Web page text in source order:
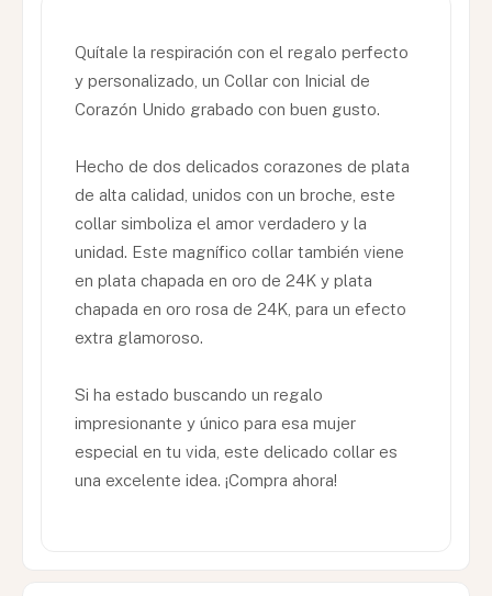
Quítale la respiración con el regalo perfecto
y personalizado, un Collar con Inicial de
Corazón Unido grabado con buen gusto.
Hecho de dos delicados corazones de plata
de alta calidad, unidos con un broche, este
collar simboliza el amor verdadero y la
unidad. Este magnífico collar también viene
en plata chapada en oro de 24K y plata
chapada en oro rosa de 24K, para un efecto
extra glamoroso.
Si ha estado buscando un regalo
impresionante y único para esa mujer
especial en tu vida, este delicado collar es
una excelente idea. ¡Compra ahora!